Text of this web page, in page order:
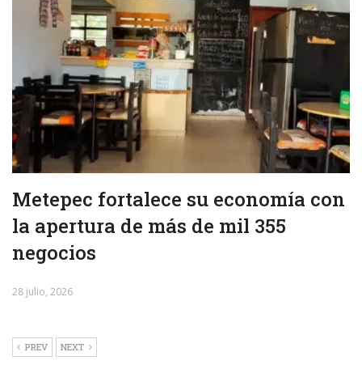
Metepec fortalece su economía con
la apertura de más de mil 355
negocios
28 julio, 2026
PREV NEXT